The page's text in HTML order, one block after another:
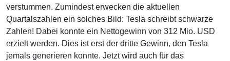
verstummen. Zumindest erwecken die aktuellen
Quartalszahlen ein solches Bild: Tesla schreibt schwarze
Zahlen! Dabei konnte ein Nettogewinn von 312 Mio. USD
erzielt werden. Dies ist erst der dritte Gewinn, den Tesla
jemals generieren konnte. Jetzt wird auch für das